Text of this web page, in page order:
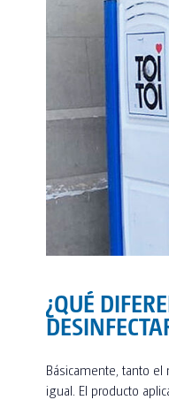
¿QUÉ
Básicamente, tanto
igual. El producto